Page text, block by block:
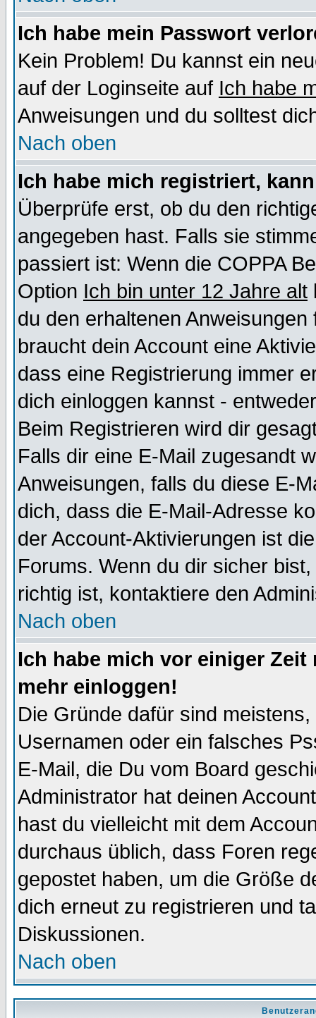
Ich habe mein Passwort
Kein Problem! Du kannst ein
auf der Loginseite auf Ich habe
Anweisungen und du solltest
Nach oben
Ich habe mich registriert,
Überprüfe erst, ob du den
angegeben hast. Falls sie
passiert ist: Wenn die COPPA
Option Ich bin unter 12 Jahre alt
du den erhaltenen
braucht dein Account eine
dass eine Registrierung immer
dich einloggen kannst -
Beim Registrieren wird dir
Falls dir eine E-Mail zugesandt
Anweisungen, falls du diese E-
dich, dass die E-Mail-Adresse
der Account-Aktivierungen ist
Forums. Wenn du dir sicher
richtig ist, kontaktiere den
Nach oben
Ich habe mich vor einiger
mehr einloggen!
Die Gründe dafür sind
Usernamen oder ein falsches
E-Mail, die Du vom Board
Administrator hat deinen
hast du vielleicht mit dem
durchaus üblich, dass Foren
gepostet haben, um die Größe
dich erneut zu registrieren und
Diskussionen.
Nach oben